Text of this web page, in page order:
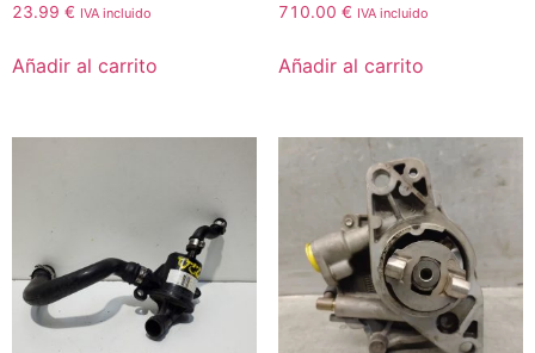
23.99 € IVA incluido
Añadir al carrito
710.00 € IVA incluido
Añadir al carrito